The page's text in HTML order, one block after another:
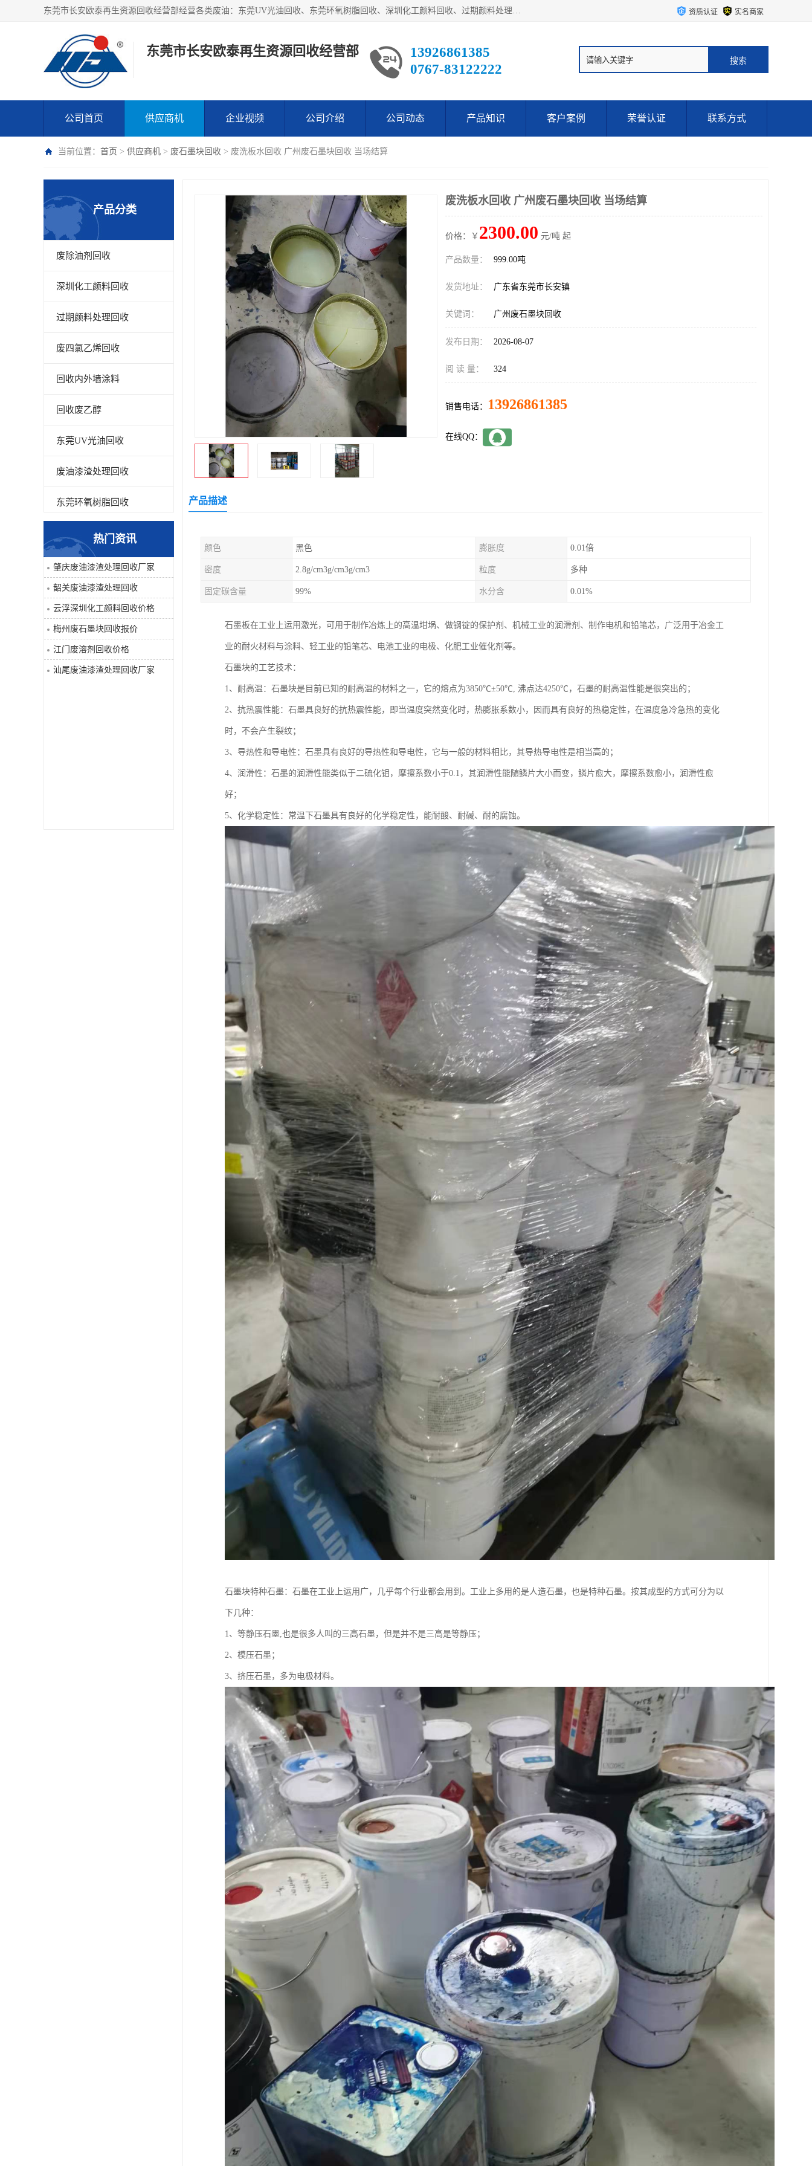
东莞市长安欧泰再生资源回收经营部经营各类废油：东莞UV光油回收、东莞环氧树脂回收、深圳化工颜料回收、过期颜料处理回收、废油漆渣处理回收、深圳废金属漆回收等。是经工商局注册的环保公司。公司主要供应：低价销售：翻蒸*等化工厡料等等。本公司为广东地区一家专业从事危险废物处理、化工危险品处理，化工废料回收，再生，生产与销售为一体的综合性企业， 资质认证 实名商家
东莞市长安欧泰再生资源回收经营部
13926861385
0767-83122222
公司首页 供应商机 企业视频 公司介绍 公司动态 产品知识 客户案例 荣誉认证 联系方式
当前位置： 首页 > 供应商机 > 废石墨块回收 > 废洗板水回收 广州废石墨块回收 当场结算
产品分类
废除油剂回收
深圳化工颜料回收
过期颜料处理回收
废四氯乙烯回收
回收内外墙涂料
回收废乙醇
东莞UV光油回收
废油漆渣处理回收
东莞环氧树脂回收
回收废清洗剂
废液压油回收
回收工程内外墙油漆
废油漆渣处理回收
废溶剂回收
热门资讯
肇庆废油漆渣处理回收厂家
韶关废油漆渣处理回收
云浮深圳化工颜料回收价格
梅州废石墨块回收报价
江门废溶剂回收价格
汕尾废油漆渣处理回收厂家
废洗板水回收 广州废石墨块回收 当场结算
价格：￥ 2300.00 元/吨 起
产品数量： 999.00吨
发货地址： 广东省东莞市长安镇
关键词： 广州废石墨块回收
发布日期： 2026-08-07
阅 读 量： 324
销售电话： 13926861385
在线QQ：
产品描述
颜色 黑色 膨胀度 0.01倍
密度 2.8g/cm3g/cm3g/cm3 粒度 多种
固定碳含量 99% 水分含 0.01%
石墨板在工业上运用激光，可用于制作冶炼上的高温坩埚、做钢锭的保护剂、机械工业的润滑剂、制作电机和铅笔芯，广泛用于冶金工
业的耐火材料与涂料、轻工业的铅笔芯、电池工业的电极、化肥工业催化剂等。
石墨块的工艺技术：
1、耐高温：石墨块是目前已知的耐高温的材料之一，它的熔点为3850℃±50℃, 沸点达4250℃，石墨的耐高温性能是很突出的；
2、抗热震性能：石墨具良好的抗热震性能，即当温度突然变化时，热膨胀系数小，因而具有良好的热稳定性，在温度急冷急热的变化
时，不会产生裂纹；
3、导热性和导电性：石墨具有良好的导热性和导电性，它与一般的材料相比，其导热导电性是相当高的；
4、润滑性：石墨的润滑性能类似于二硫化钼，摩擦系数小于0.1，其润滑性能随鳞片大小而变，鳞片愈大，摩擦系数愈小，润滑性愈
好；
5、化学稳定性：常温下石墨具有良好的化学稳定性，能耐酸、耐碱、耐的腐蚀。
石墨块特种石墨：石墨在工业上运用广，几乎每个行业都会用到。工业上多用的是人造石墨，也是特种石墨。按其成型的方式可分为以
下几种：
1、等静压石墨,也是很多人叫的三高石墨，但是并不是三高是等静压；
2、模压石墨；
3、挤压石墨，多为电极材料。